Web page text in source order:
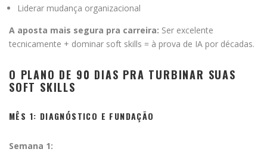
Liderar mudança organizacional
A aposta mais segura pra carreira: Ser excelente
tecnicamente + dominar soft skills = à prova de IA por décadas.
O PLANO DE 90 DIAS PRA TURBINAR SUAS
SOFT SKILLS
MÊS 1: DIAGNÓSTICO E FUNDAÇÃO
Semana 1: